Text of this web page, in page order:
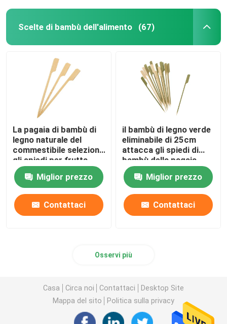
Scelte di bambù dell'alimento (67)
La pagaia di bambù di
legno naturale del
commestibile seleziona
gli spiedi per frutta
18cm
Miglior prezzo
Contattaci
il bambù di legno verde
eliminabile di 25cm
attacca gli spiedi di
bambù della pagaia
Miglior prezzo
Contattaci
Osservi più
Casa Circa noi Contattaci
Desktop Site
Mappa del sito
Politica sulla privacy